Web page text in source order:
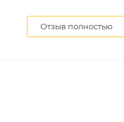
Отзыв полностью